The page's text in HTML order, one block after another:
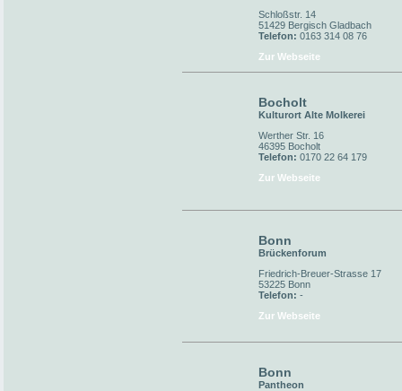
Schloßstr. 14
51429 Bergisch Gladbach
Telefon: 0163 314 08 76
Zur Webseite
Bocholt
Kulturort Alte Molkerei
Werther Str. 16
46395 Bocholt
Telefon: 0170 22 64 179
Zur Webseite
Bonn
Brückenforum
Friedrich-Breuer-Strasse 17
53225 Bonn
Telefon: -
Zur Webseite
Bonn
Pantheon